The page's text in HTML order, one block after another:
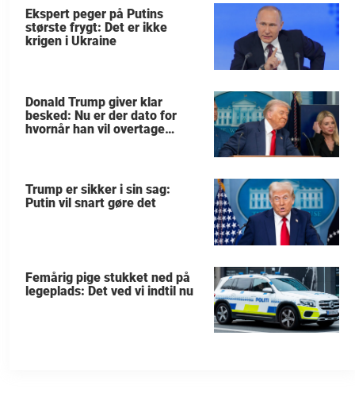
Ekspert peger på Putins
største frygt: Det er ikke
krigen i Ukraine
Donald Trump giver klar
besked: Nu er der dato for
hvornår han vil overtage
Trump er sikker i sin sag:
Putin vil snart gøre det
Femårig pige stukket ned på
legeplads: Det ved vi indtil nu